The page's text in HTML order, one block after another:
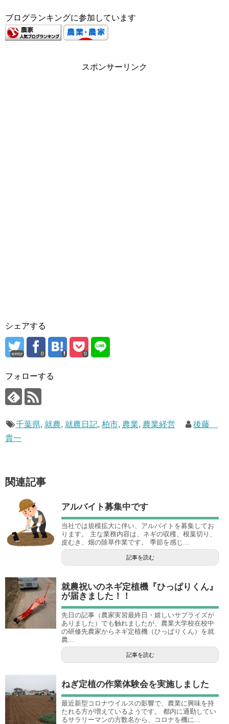
ブログランキングに参加しています
スポンサーリンク
シェアする
error 0 0
フォローする
千葉県, 就農, 就農日記, 柏市, 農業, 農業経営
後藤
貴一
関連記事
アルバイト募集中です
当社では規模拡大に伴い、アルバイトを募集してお
ります。 主な業務内容は、ネギの収穫、根葉切り、
皮むき、畑の除草作業です。 季節を感じ...
記事を読む
就農祝いのネギ定植機『ひっぱりくん』
が届きました！！
先日の記事（農家実習最終日・嬉しいサプライズが
ありました）でも触れましたが、農業大学校在校中
の研修先農家からネギ定植機（ひっぱりくん）を就
農...
記事を読む
ねぎ定植の作業体験会を実施しました
最近新型コロナウイルスの影響で、農業に興味を持
たれる方が増えているようです。 都内に通勤してい
るサラリーマンの方数名から、コロナを機に...